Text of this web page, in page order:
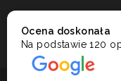
Ocena doskonała
Na podstawie120